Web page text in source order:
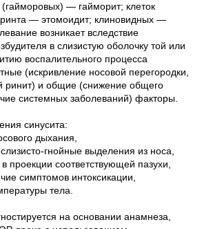
— гайморит; клеток
— этомоидит; клиновидных —
возникает вследствие
в слизистую оболочку той или
воспалительного процесса
(искривление носовой перегородки,
ринит) и общие (снижение общего
системных заболеваний) факторы.
синусита:
дыхания,
гнойные выделения из носа,
проекции соответствующей пазухи,
симптомов интоксикации,
тела.
на основании анамнеза,